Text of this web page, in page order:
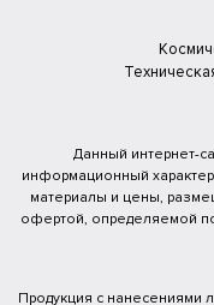
Данный интернет-
информационный
материалы и цены,
офертой, определяемой
Продукция с нанесениями